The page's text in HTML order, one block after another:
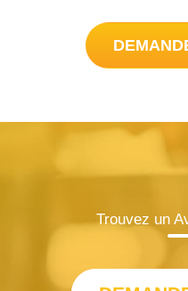
Trouvez un